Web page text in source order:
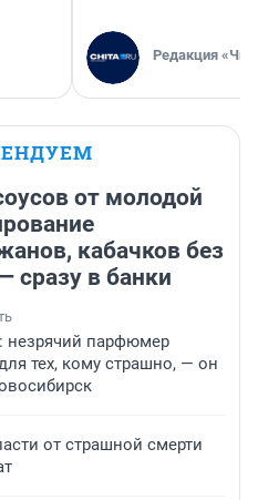
Редакция
от молодой
кабачков без
сразу в банки
незрячий парфюмер
тех, кому страшно, — он
от страшной смерти